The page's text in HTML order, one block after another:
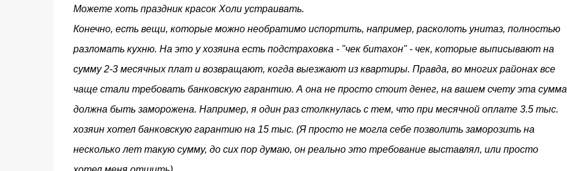
Можете хоть праздник красок Холи устраивать.
Конечно, есть вещи, которые можно необратимо испортить, например, расколоть унитаз, полностью
разломать кухню. На это у хозяина есть подстраховка - "чек битахон" - чек, которые выписывают на
сумму 2-3 месячных плат и возвращают, когда выезжают из квартиры. Правда, во многих районах все
чаще стали требовать банковскую гарантию. А она не просто стоит денег, на вашем счету эта сумма
должна быть заморожена. Например, я один раз столкнулась с тем, что при месячной оплате 3.5 тыс.
хозяин хотел банковскую гарантию на 15 тыс. (Я просто не могла себе позволить заморозить на
несколько лет такую сумму, до сих пор думаю, он реально это требование выставлял, или просто